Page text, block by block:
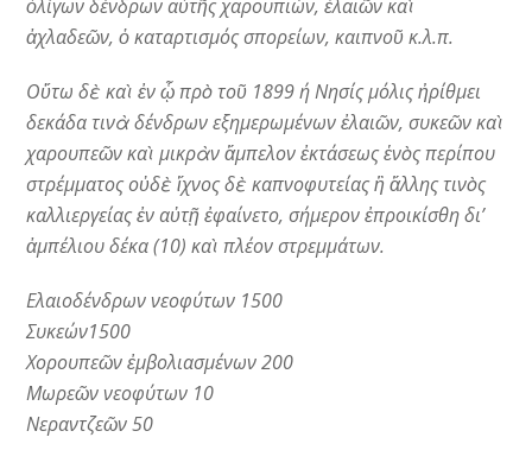
ὀλίγων δένδρων αὐτῆς χαρουπιών, ἐλαιῶν καὶ
ἀχλαδεῶν, ὁ καταρτισμός σπορείων, καιπνοῦ κ.λ.π.
Οὕτω δὲ καὶ ἐν ᾧ πρὸ τοῦ 1899 ή Νησίς μόλις ἠρίθμει
δεκάδα τινὰ δένδρων εξημερωμένων ἐλαιῶν, συκεῶν καὶ
χαρουπεῶν καὶ μικρὰν ἄμπελον ἐκτάσεως ἑνὸς περίπου
στρέμματος οὐδὲ ἴχνος δὲ καπνοφυτείας ἢ ἄλλης τινὸς
καλλιεργείας ἐν αὐτῇ ἐφαίνετο, σήμερον ἐπροικίσθη δι’
ἀμπέλιου δέκα (10) καὶ πλέον στρεμμάτων.
Ελαιοδένδρων νεοφύτων 1500
Συκεών1500
Χορουπεῶν ἐμβολιασμένων 200
Μωρεῶν νεοφύτων 10
Νεραντζεῶν 50